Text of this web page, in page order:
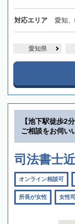
対応エリア 愛知
愛知県
【池下駅徒歩2
ご相談をお伺い
司法書士
オンライン相談可
所長が女性 女性